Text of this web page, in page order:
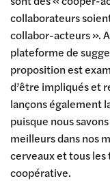
collaborateurs
collabor-acteurs ».
plateforme de
proposition est
d’être impliqués et
lançons également
puisque nous
meilleurs dans nos
cerveaux et tous
coopérative.